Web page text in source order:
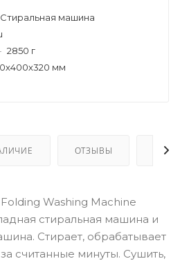
Стиральная машина
2850 г
мм
ОТЗЫВЫ КАК
Washing Machine
стиральная машина и
Стирает, обрабатывает
считанные минуты. Сушить,